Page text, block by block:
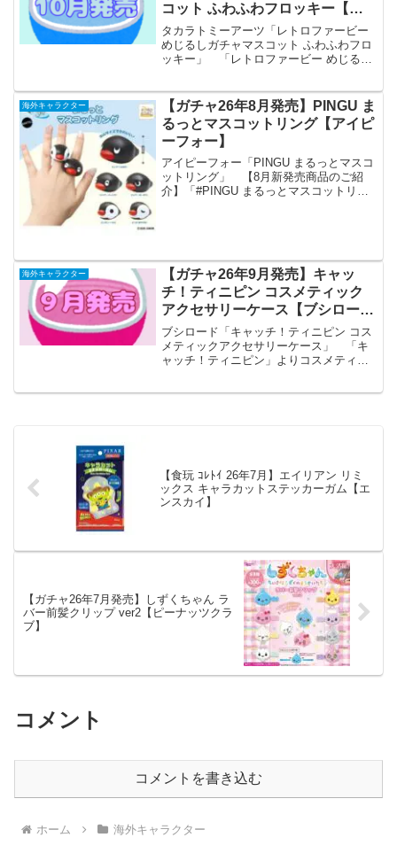
コット ふわふわフロッキー【タ
カラトミーアーツ】
タカラトミーアーツ「レトロファービー
めじるしガチャマスコット ふわふわフロ
ッキー」 「レトロファービー めじるし
れます。 平成レトロで懐かしいファー
ビーがフロッキー...
海外キャラクター
【ガチャ26年8月発売】PINGU ま
るっとマスコットリング【アイピ
ーフォー】
アイピーフォー「PINGU まるっとマスコ
ットリング」 【8月新発売商品のご紹
介】「#PINGU まるっとマスコットリン
海外キャラクター
【ガチャ26年9月発売】キャッ
チ！ティニピン コスメティック
アクセサリーケース【ブシロー
ド】
ブシロード「キャッチ！ティニピン コス
メティックアクセサリーケース」 「キ
ャッチ！ティニピン」よりコスメティッ
【食玩 ｺﾚﾄｲ 26年7月】エイリアン リミ
ックス キャラカットステッカーガム【エ
ンスカイ】
【ガチャ26年7月発売】しずくちゃん ラ
バー前髪クリップ ver2【ピーナッツクラ
ブ】
コメント
コメントを書き込む
ホーム 海外キャラクター